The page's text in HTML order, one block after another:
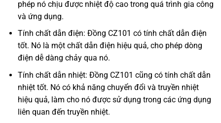
phép nó chịu được nhiệt độ cao trong quá trình gia công
và ứng dụng.
Tính chất dẫn điện: Đồng CZ101 có tính chất dẫn điện
tốt. Nó là một chất dẫn điện hiệu quả, cho phép dòng
điện dễ dàng chảy qua nó.
Tính chất dẫn nhiệt: Đồng CZ101 cũng có tính chất dẫn
nhiệt tốt. Nó có khả năng chuyển đổi và truyền nhiệt
hiệu quả, làm cho nó được sử dụng trong các ứng dụng
liên quan đến truyền nhiệt.